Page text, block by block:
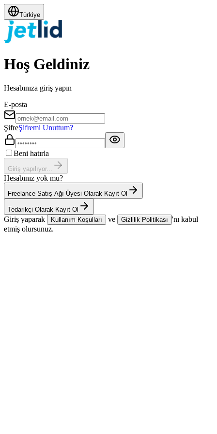
Türkiye
Hoş Geldiniz
Hesabınıza giriş yapın
E-posta
ŞifreŞifremi Unuttum?
Beni hatırla
Giriş yapılıyor...
Hesabınız yok mu?
Freelance Satış Ağı Üyesi Olarak Kayıt Ol
Tedarikçi Olarak Kayıt Ol
Giriş yaparak Kullanım Koşulları ve Gizlilik Politikası 'nı kabul
etmiş olursunuz.